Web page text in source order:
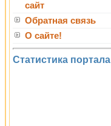
сайт
Обратная связь
О сайте!
Статистика портала